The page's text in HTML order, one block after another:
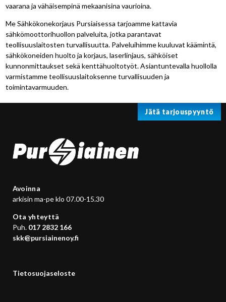
vaarana ja vähäisempinä mekaanisina vaurioina.
Me Sähkökonekorjaus Pursiaisessa tarjoamme kattavia
sähkömoottorihuollon palveluita, jotka parantavat
teollisuuslaitosten turvallisuutta. Palveluihimme kuuluvat käämintä,
sähkökoneiden huolto ja korjaus, laserlinjaus, sähköiset
kunnonmittaukset sekä kenttähuoltotyöt. Asiantuntevalla huollolla
varmistamme teollisuuslaitoksenne turvallisuuden ja
toimintavarmuuden.
Jätä tarjouspyyntö
Avoinna
arkisin ma-pe klo 07.00-15.30
Ota yhteyttä
Puh. 017 2832 166
skk@pursiainenoy.fi
Tietosuojaseloste